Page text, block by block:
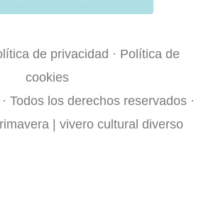
a
r
m
de privacidad · Política de
cookies
Todos los derechos reservados ·
| vivero cultural diverso